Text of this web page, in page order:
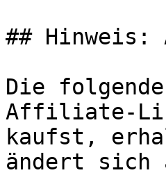
##
Die
Affiliate-
kaufst,
ändert sich